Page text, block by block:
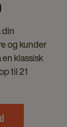
og kunder
klassisk
til 21